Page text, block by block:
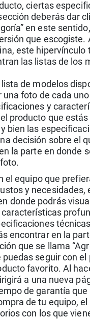
ciertas
deberás dar
en este
que escogiste.
este hipervínculo
las listas de los
lista de modelos
una foto de cada
y
producto que estás
bien las
decisión sobre el
la parte en donde
el equipo que
y necesidades,
donde podrás
encontrar en la
que se llama
puedas seguir con el
favorito. Al
a una nueva
de garantía que
de tu equipo,
con los que